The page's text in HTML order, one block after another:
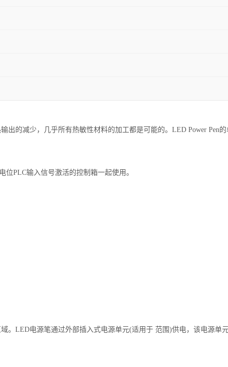
减少，几乎所有热敏性材料的加工都是可能的。LED Power Pen的
PLC输入信号激活的控制箱一起使用。
电源笔通过外部插入式电源单元(适用于 范围)供电，该电源单